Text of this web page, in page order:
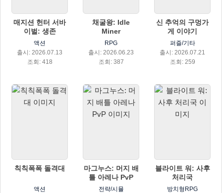
매지션 헌터 서바
이벌: 생존
액션
출시: 2026.07.13
조회: 418
채굴왕: Idle
Miner
RPG
출시: 2026.06.23
조회: 387
신 추억의 구멍가
게 이야기
퍼즐/기타
출시: 2026.07.21
조회: 259
칙칙폭폭 돌격대
액션
마그누스: 머지 배
틀 아레나 PvP
전략/시뮬
블라이트 워: 사후
처리국
방치형RPG